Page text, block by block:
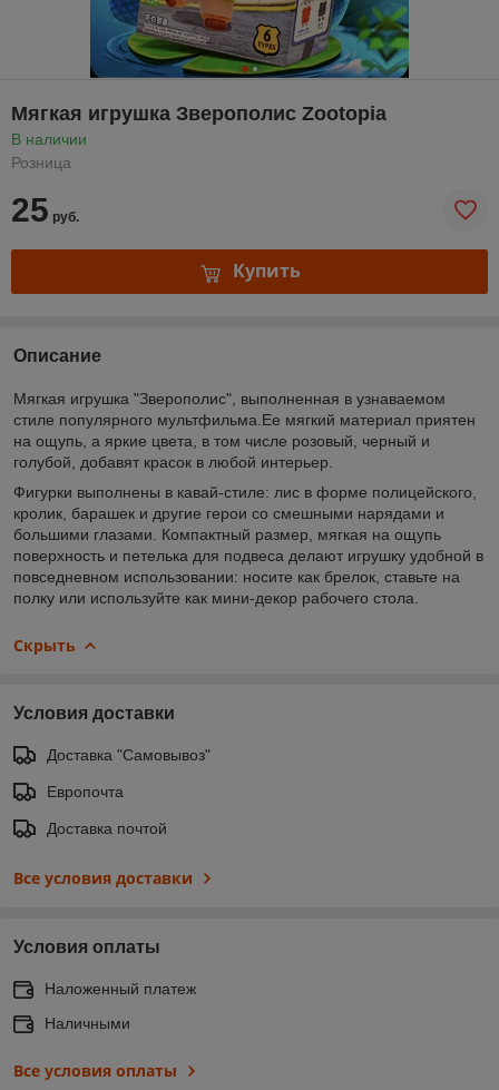
Мягкая игрушка Зверополис Zootopia
В наличии
Розница
25 руб.
Купить
Описание
Мягкая игрушка "Зверополис", выполненная в узнаваемом
стиле популярного мультфильма.Ее мягкий материал приятен
на ощупь, а яркие цвета, в том числе розовый, черный и
голубой, добавят красок в любой интерьер.
Фигурки выполнены в кавай-стиле: лис в форме полицейского,
кролик, барашек и другие герои со смешными нарядами и
большими глазами. Компактный размер, мягкая на ощупь
поверхность и петелька для подвеса делают игрушку удобной в
повседневном использовании: носите как брелок, ставьте на
полку или используйте как мини-декор рабочего стола.
Скрыть
Условия доставки
Доставка "Самовывоз"
Европочта
Доставка почтой
Все условия доставки
Условия оплаты
Наложенный платеж
Наличными
Все условия оплаты